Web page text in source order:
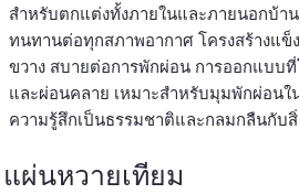
สำหรับตกแต่งทั้งภายในและภายนอกบ้
ทนทานต่อทุกสภาพอากาศ โครงสร้างแข็
ขวาง สบายต่อการพักผ่อน การออกแบบ
และผ่อนคลาย เหมาะสำหรับมุมพักผ่อนใ
ความรู้สึกเป็นธรรมชาติและกลมกลืนกับ
แผ่นหวายเทียม